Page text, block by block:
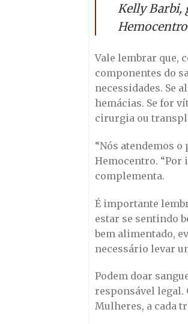
Kelly Barbi,
Vale lembrar que,
componentes do
necessidades. Se
hemácias. Se for
cirurgia ou
“Nós atendemos o
Hemocentro. “Por
complementa.
É importante
estar se sentindo
bem alimentado,
necessário levar
Podem doar
responsável legal.
Mulheres, a cada